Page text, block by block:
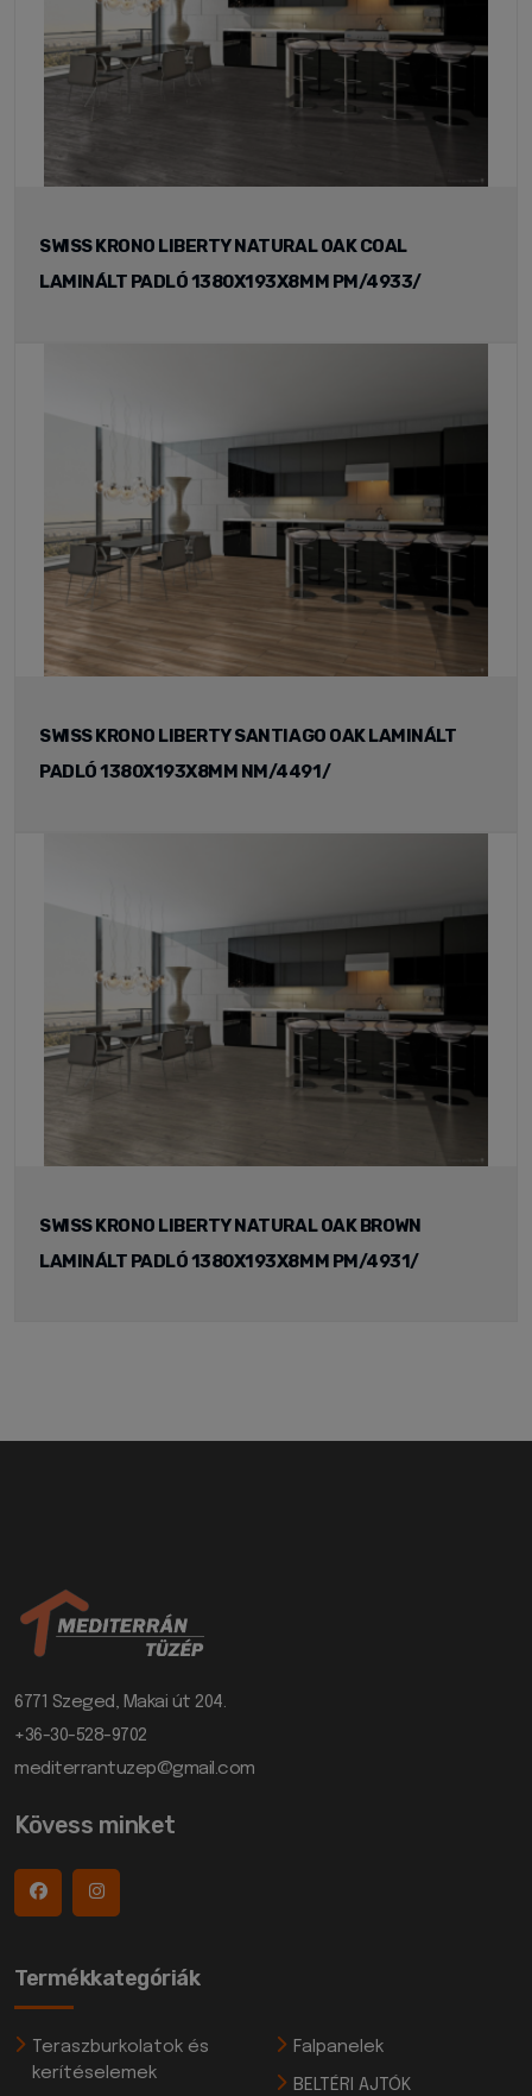
SWISS KRONO LIBERTY NATURAL OAK COAL
LAMINÁLT PADLÓ 1380X193X8MM PM/4933/
SWISS KRONO LIBERTY SANTIAGO OAK LAMINÁLT
PADLÓ 1380X193X8MM NM/4491/
SWISS KRONO LIBERTY NATURAL OAK BROWN
LAMINÁLT PADLÓ 1380X193X8MM PM/4931/
6771 Szeged, Makai út 204.
+36-30-528-9702
mediterrantuzep@gmail.com
Kövess minket
Termékkategóriák
Teraszburkolatok és
kerítéselemek
Falpanelek
BELTÉRI AJTÓK